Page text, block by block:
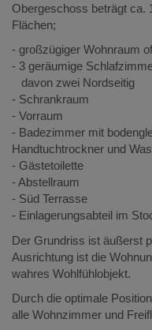
Obergeschoss beträgt ca.
Flächen;
- großzügiger Wohnraum
- 3 geräumige
davon zwei Nordseitig
- Schrankraum
- Vorraum
- Badezimmer mit
Handtuchtrockner und
- Gästetoilette
- Abstellraum
- Süd Terrasse
- Einlagerungsabteil im
Der Grundriss ist äußerst
Ausrichtung ist die
wahres Wohlfühlobjekt.
Durch die optimale
alle Wohnzimmer und